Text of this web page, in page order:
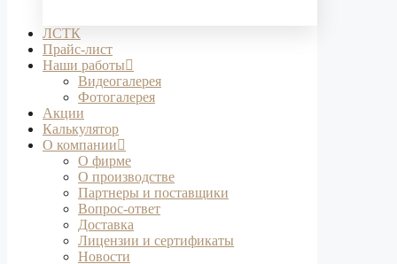
ЛСТК
Прайс-лист
Наши работы
Видеогалерея
Фотогалерея
Акции
Калькулятор
О компании
О фирме
О производстве
Партнеры и поставщики
Вопрос-ответ
Доставка
Лицензии и сертификаты
Новости